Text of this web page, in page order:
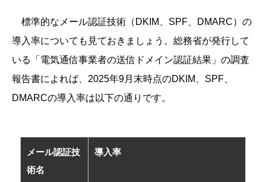
標準的なメール認証技術（DKIM、SPF、DMARC）の
導入率についても見ておきましょう。総務省が発行して
いる「電気通信事業者の送信ドメイン認証結果」の調査
報告書によれば、2025年9月末時点のDKIM、SPF、
DMARCの導入率は以下の通りです。
メール認証技
術名
導入率